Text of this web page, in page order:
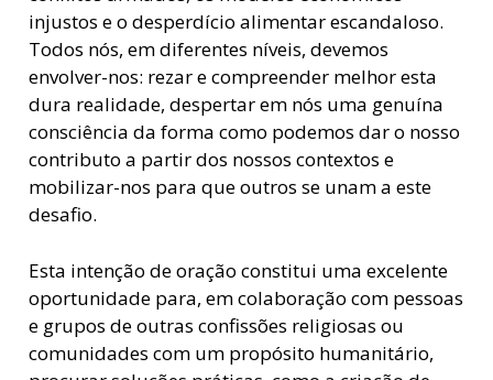
injustos e o desperdício alimentar escandaloso.
Todos nós, em diferentes níveis, devemos
envolver-nos: rezar e compreender melhor esta
dura realidade, despertar em nós uma genuína
consciência da forma como podemos dar o nosso
contributo a partir dos nossos contextos e
mobilizar-nos para que outros se unam a este
desafio.
Esta intenção de oração constitui uma excelente
oportunidade para, em colaboração com pessoas
e grupos de outras confissões religiosas ou
comunidades com um propósito humanitário,